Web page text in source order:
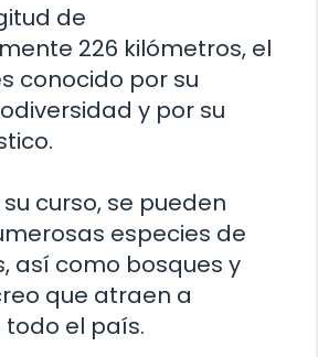
de
226 kilómetros, el
conocido por su
y por su
curso, se pueden
especies de
así como bosques y
que atraen a
el país.